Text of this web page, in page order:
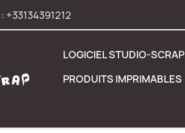
+33134391212
LOGICIEL STUDIO-SCRAP
PRODUITS IMPRIMABLES